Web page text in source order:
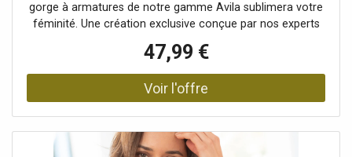
gorge à armatures de notre gamme Avila sublimera votre
féminité. Une création exclusive conçue par nos experts
et ultra-féminin... le tout à petit prix ! Composition• 91%
polyamide, 9% élasthanneDescription• Soutien-gorge à
armatures Avila en dentelle• Bonnets en 3 parties• Hauts
bonnets et devant des bretelles en dentelle extensible•
doublés• Côtés et basque en dentelle• Bretelles réglables
47,99 €